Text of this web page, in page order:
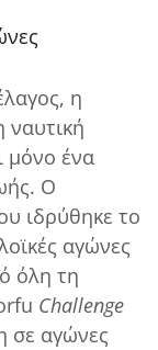
η
ναυτική
μόνο ένα
Ο
ιδρύθηκε το
αγώνες
όλη τη
Challenge
σε αγώνες